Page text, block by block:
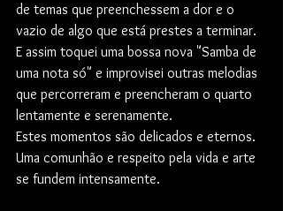
de temas que preenchessem a dor e o
vazio de algo que está prestes a terminar.
E assim toquei uma bossa nova "Samba de
uma nota só" e improvisei outras melodias
que percorreram e preencheram o quarto
lentamente e serenamente.
Estes momentos são delicados e eternos.
Uma comunhão e respeito pela vida e arte
se fundem intensamente.